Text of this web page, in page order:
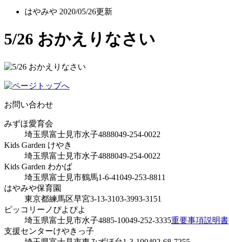
はやみや 2020/05/26更新
5/26 おかえりなさい
お問い合わせ
みずほ愛育会
埼玉県富士見市水子4888049-254-0022
Kids Garden けやき
埼玉県富士見市水子4888049-254-0022
Kids Garden わかば
埼玉県富士見市鶴馬1-6-41049-253-8811
はやみや保育園
東京都練馬区早宮3-13-3103-3993-3151
ピッコリーノぴよぴよ
埼玉県富士見市水子4885-10049-252-3335重要事項説明書
支援センターけやきっ子